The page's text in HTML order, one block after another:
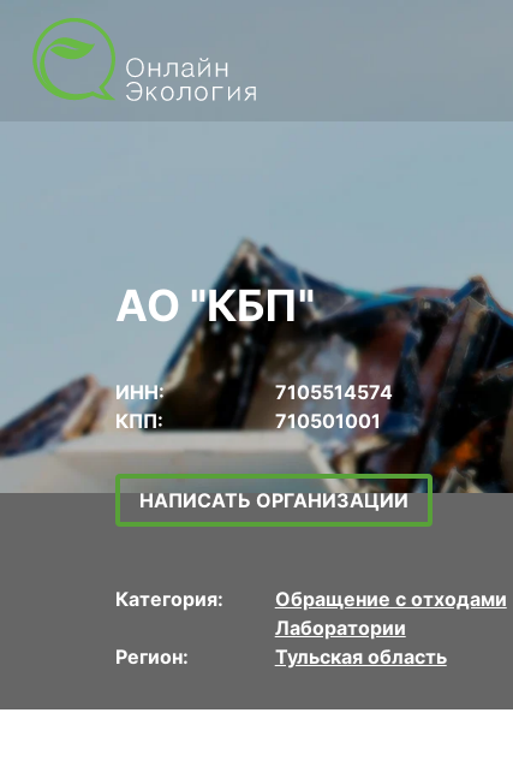
АО "КБП"
ИНН:
7105514574
КПП:
710501001
НАПИСАТЬ ОРГАНИЗАЦИИ
Категория: Обращение с отходами
Лаборатории
Регион:
Тульская область